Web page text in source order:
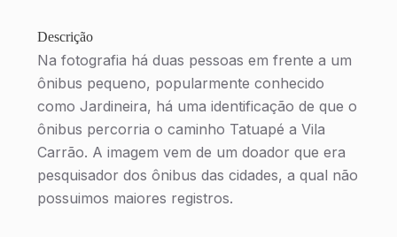
Descrição
Na fotografia há duas pessoas em frente a um
ônibus pequeno, popularmente conhecido
como Jardineira, há uma identificação de que o
ônibus percorria o caminho Tatuapé a Vila
Carrão. A imagem vem de um doador que era
pesquisador dos ônibus das cidades, a qual não
possuimos maiores registros.